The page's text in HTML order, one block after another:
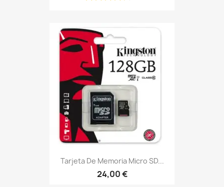
Tarjeta De Memoria Micro SD...
24,00 €